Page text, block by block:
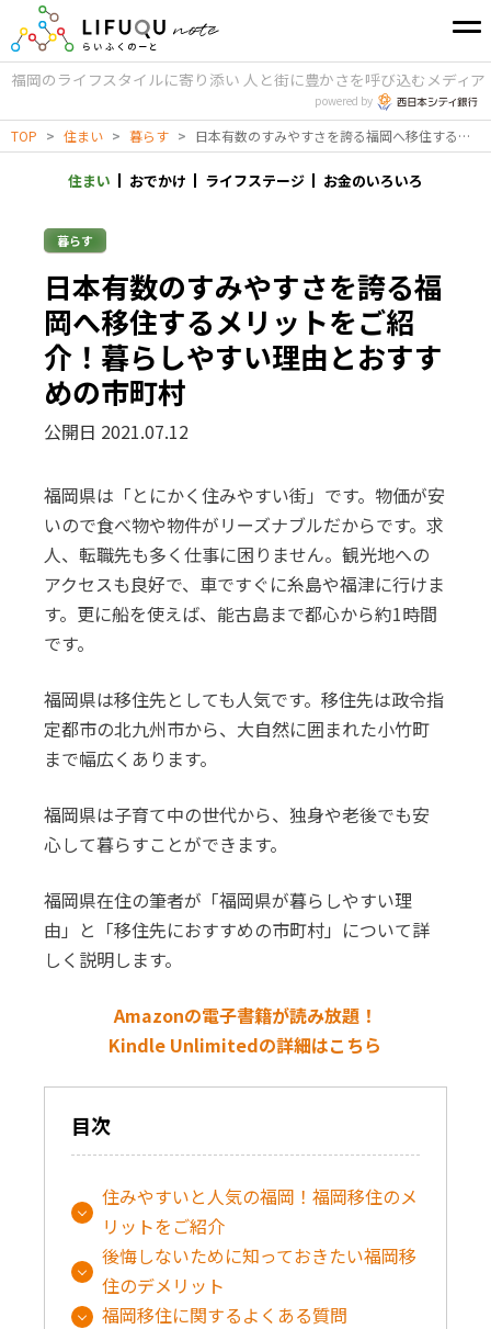
福岡のライフスタイルに寄り添い 人と街に豊かさを呼び込むメディア
powered by
TOP > 住まい > 暮らす > 日本有数のすみやすさを誇る福岡へ移住するメリットをご紹介！暮らしやすい理由とおすすめの市町村
住まい おでかけ ライフステージ お金のいろいろ
暮らす
日本有数のすみやすさを誇る福
岡へ移住するメリットをご紹
介！暮らしやすい理由とおすす
めの市町村
公開日 2021.07.12
福岡県は「とにかく住みやすい街」です。物価が安
いので食べ物や物件がリーズナブルだからです。求
人、転職先も多く仕事に困りません。観光地への
アクセスも良好で、車ですぐに糸島や福津に行けま
す。更に船を使えば、能古島まで都心から約1時間
です。
福岡県は移住先としても人気です。移住先は政令指
定都市の北九州市から、大自然に囲まれた小竹町
まで幅広くあります。
福岡県は子育て中の世代から、独身や老後でも安
心して暮らすことができます。
福岡県在住の筆者が「福岡県が暮らしやすい理
由」と「移住先におすすめの市町村」について詳
しく説明します。
Amazonの電子書籍が読み放題！
Kindle Unlimitedの詳細はこちら
目次
住みやすいと人気の福岡！福岡移住のメ
リットをご紹介
後悔しないために知っておきたい福岡移
住のデメリット
福岡移住に関するよくある質問